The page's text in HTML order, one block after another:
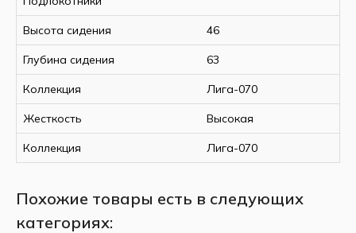
Высота сидения 46
Глубина сидения 63
Коллекция Лига-070
Жесткость Высокая
Коллекция Лига-070
Похожие товары есть в следующих
категориях: